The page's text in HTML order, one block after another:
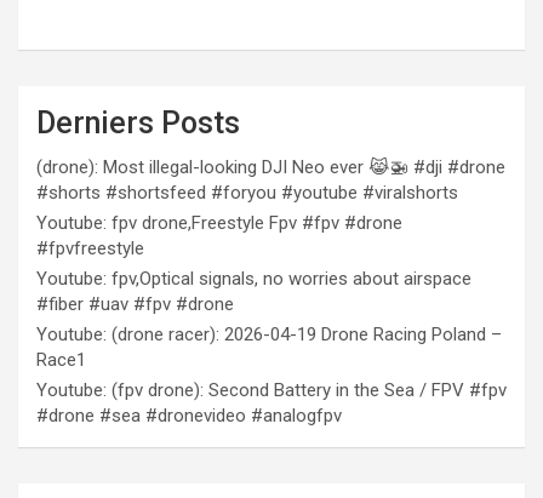
Derniers Posts
(drone): Most illegal-looking DJI Neo ever 😹🚁 #dji #drone
#shorts #shortsfeed #foryou #youtube #viralshorts
Youtube: fpv drone,Freestyle Fpv #fpv #drone
#fpvfreestyle
Youtube: fpv,Optical signals, no worries about airspace
#fiber #uav #fpv #drone
Youtube: (drone racer): 2026-04-19 Drone Racing Poland –
Race1
Youtube: (fpv drone): Second Battery in the Sea / FPV #fpv
#drone #sea #dronevideo #analogfpv